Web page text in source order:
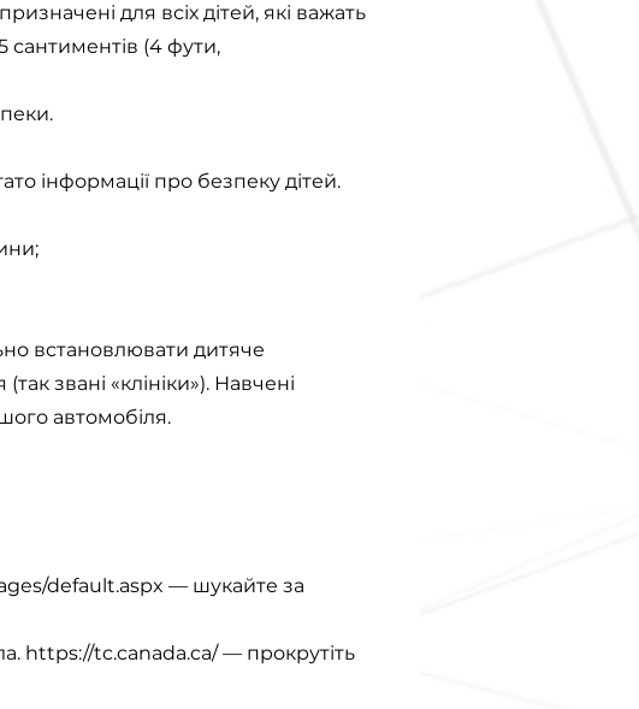
для всіх дітей, які важать
сантиментів (4 фути,
інформації про безпеку дітей.
встановлювати дитяче
звані «клініки»). Навчені
автомобіля.
default.aspx — шукайте за
https://tc.canada.ca/— прокрутіть